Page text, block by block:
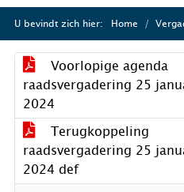
U bevindt zich hier: Home
Voorlopige agenda
raadsvergadering 25
2024
Terugkoppeling
raadsvergadering 25
2024 def